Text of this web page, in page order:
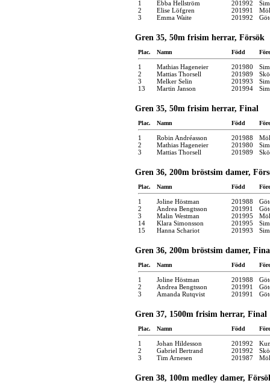
1 Ebba Hellström 201992
2
Elise Löfgren 201991
3
Emma Waite 201992
Gren 35, 50m frisim herrar, Försök
Plac. Namn Född
1 Mathias Hageneier 201980
2
Mattias Thorsell 201989
3
Melker Selin 201993
13
Martin Janson 201994
Gren 35, 50m frisim herrar, Final
Plac. Namn Född
1 Robin Andréasson 201988
2
Mathias Hageneier 201980
3
Mattias Thorsell 201989
Gren 36, 200m bröstsim damer,
Plac. Namn Född
1 Joline Höstman 201988
2
Andrea Bengtsson 201991
3
Malin Westman 201995
14
Klara Simonsson 201995
15
Hanna Schariot 201993
Gren 36, 200m bröstsim damer,
Plac. Namn Född
1 Joline Höstman 201988
2
Andrea Bengtsson 201991
3
Amanda Rutqvist 201991
Gren 37, 1500m frisim herrar, Final
Plac. Namn Född
1 Johan Hildesson 201992
2
Gabriel Bertrand 201992
3
Tim Arnesen 201987
Gren 38, 100m medley damer,